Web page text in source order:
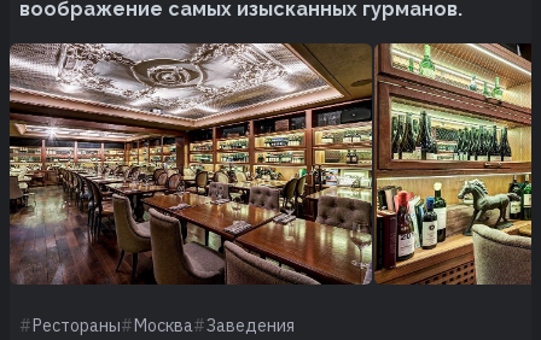
воображение самых изысканных гурманов.
Рестораны Москва Заведения